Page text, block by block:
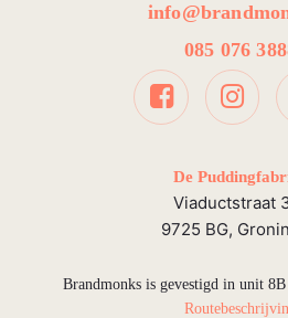
085 076
De
Viaductstraat
9725 BG,
Brandmonks is gevestigd in unit